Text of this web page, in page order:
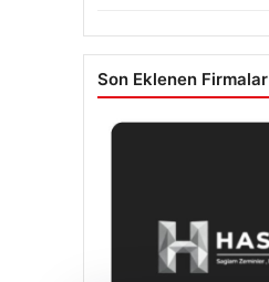
Son Eklenen Firmalar